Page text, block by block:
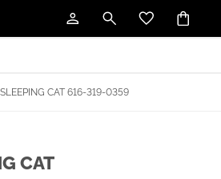
CAT 616-319-0359
CAT